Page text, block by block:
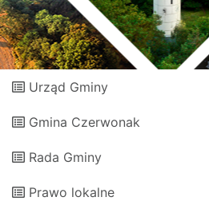
Urząd Gminy
Gmina Czerwonak
Rada Gminy
Prawo lokalne